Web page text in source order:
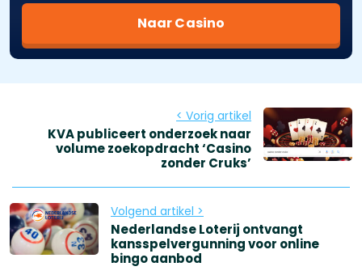
Naar Casino
< Vorig artikel
KVA publiceert onderzoek naar
volume zoekopdracht ‘Casino
zonder Cruks’
Volgend artikel >
Nederlandse Loterij ontvangt
kansspelvergunning voor online
bingo aanbod